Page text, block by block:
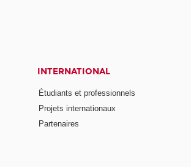
INTERNATIONAL
Étudiants et professionnels
Projets internationaux
Partenaires